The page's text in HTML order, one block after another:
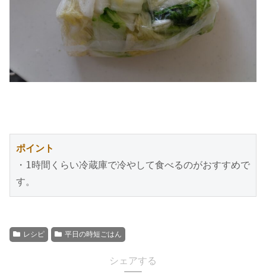
ポイント
・1時間くらい冷蔵庫で冷やして食べるのがおすすめで
す。
レシピ 平日の時短ごはん
シェアする